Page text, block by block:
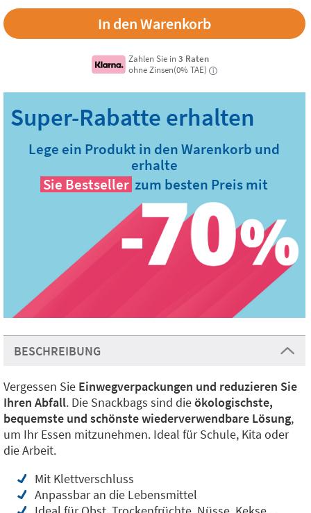
Zahlen Sie in3 Raten
ohne Zinsen(0% TAE)
i
Lege ein Produkt in den Warenkorb und
erhalte
Sie Bestseller zum besten Preis mit
BESCHREIBUNG
Vergessen Sie Einwegverpackungen und reduzieren Sie
Ihren Abfall. Die Snackbags sind dieökologischste,
bequemste und schönste wiederverwendbare Lösung,
um Ihr Essen mitzunehmen. Ideal für Schule, Kita oder
die Arbeit.
Mit Klettverschluss
Anpassbar an die Lebensmittel